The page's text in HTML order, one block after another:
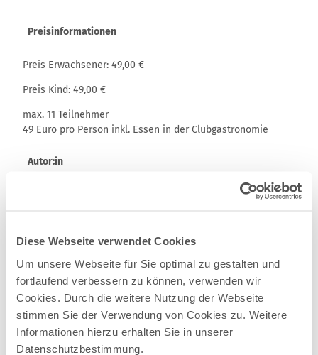
Diese Webseite verwendet Cookies
Um unsere Webseite für Sie optimal zu gestalten und
fortlaufend verbessern zu können, verwenden wir
Cookies. Durch die weitere Nutzung der Webseite
stimmen Sie der Verwendung von Cookies zu. Weitere
Informationen hierzu erhalten Sie in unserer
Datenschutzbestimmung.
Preisinformationen
Preis Erwachsener: 49,00 €
Preis Kind: 49,00 €
max. 11 Teilnehmer
49 Euro pro Person inkl. Essen in der Clubgastronomie
Autor:in
Tourismus- und Stadtmarketing Mölln
Karina Czech